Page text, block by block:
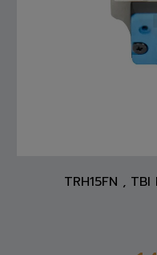
TRH15FN , TBI